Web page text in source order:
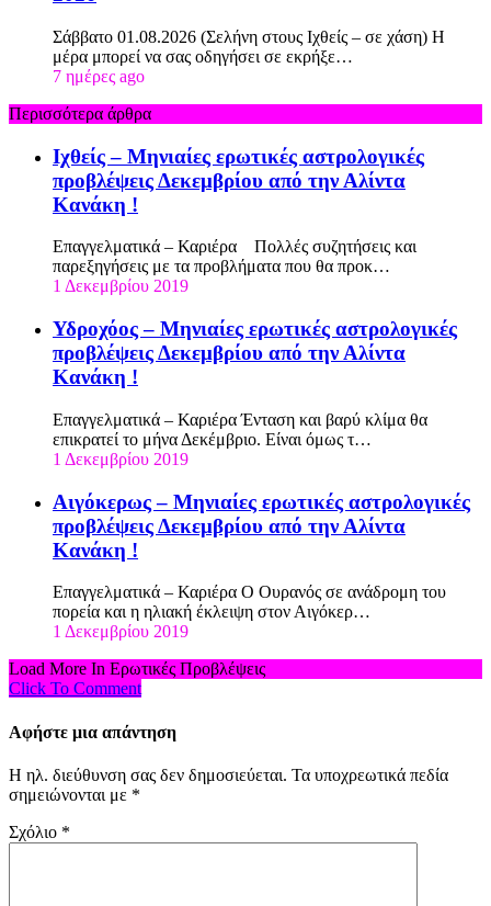
Σάββατο 01.08.2026 (Σελήνη στους Ιχθείς – σε χάση) Η
μέρα μπορεί να σας οδηγήσει σε εκρήξε…
7 ημέρες ago
Περισσότερα άρθρα
Ιχθείς – Μηνιαίες ερωτικές αστρολογικές
προβλέψεις Δεκεμβρίου από την Αλίντα
Κανάκη !
Επαγγελματικά – Καριέρα Πολλές συζητήσεις και
παρεξηγήσεις με τα προβλήματα που θα προκ…
1 Δεκεμβρίου 2019
Υδροχόος – Μηνιαίες ερωτικές αστρολογικές
προβλέψεις Δεκεμβρίου από την Αλίντα
Κανάκη !
Επαγγελματικά – Καριέρα Ένταση και βαρύ κλίμα θα
επικρατεί το μήνα Δεκέμβριο. Είναι όμως τ…
1 Δεκεμβρίου 2019
Αιγόκερως – Μηνιαίες ερωτικές αστρολογικές
προβλέψεις Δεκεμβρίου από την Αλίντα
Κανάκη !
Επαγγελματικά – Καριέρα Ο Ουρανός σε ανάδρομη του
πορεία και η ηλιακή έκλειψη στον Αιγόκερ…
1 Δεκεμβρίου 2019
Load More In Ερωτικές Προβλέψεις
Click To Comment
Αφήστε μια απάντηση
Η ηλ. διεύθυνση σας δεν δημοσιεύεται. Τα υποχρεωτικά πεδία
σημειώνονται με *
Σχόλιο *